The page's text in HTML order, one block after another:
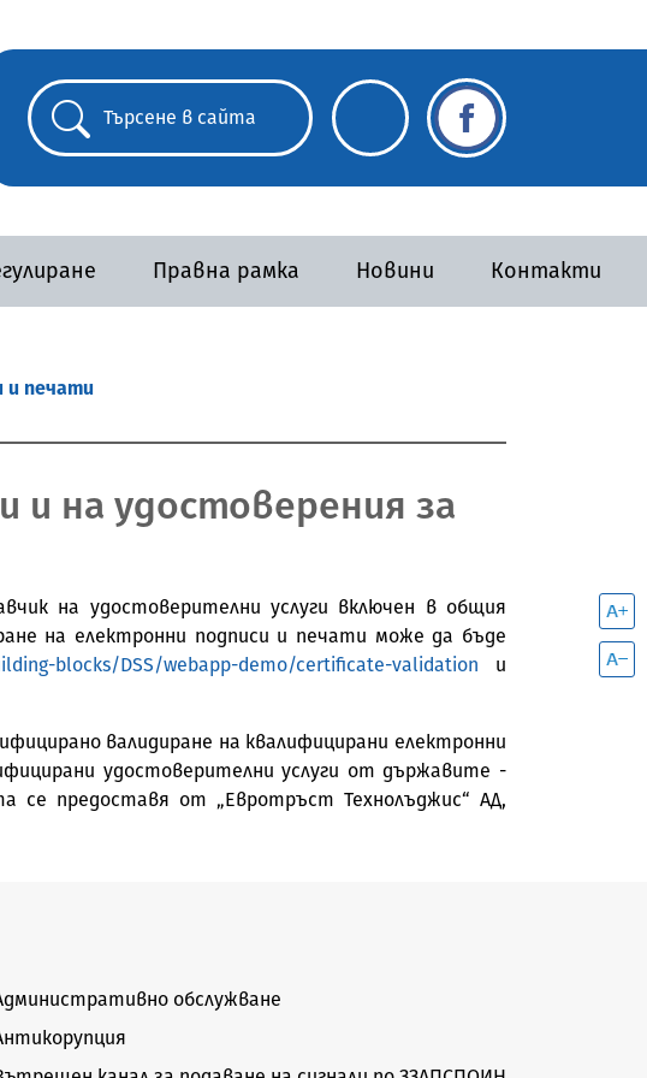
Правна рамка Новини Контакти
и печати
и на удостоверения за
на удостоверителни услуги включен в общия
на електронни подписи и печати може да бъде
blocks/DSS/webapp-demo/certificate-validation и
валидиране на квалифицирани електронни
удостоверителни услуги от държавите -
се предоставя от „Евротръст Технолъджис“ АД,
обслужване